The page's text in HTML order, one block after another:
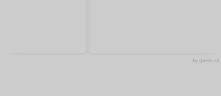
by qeron.cz